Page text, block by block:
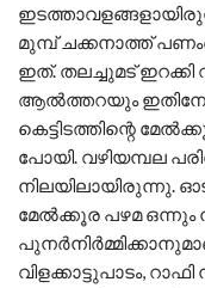
മുമ്പ് ചക്കനാത്ത്
ഇത്. തലച്ചുമട് ഇറക്കി
ആൽത്തറയും
കെട്ടിടത്തിന്റെ
പോയി. വഴിയമ്പല
നിലയിലായിരുന്നു.
മേൽക്കൂര പഴമ ഒന്നും
വിളക്കാട്ടുപാടം,